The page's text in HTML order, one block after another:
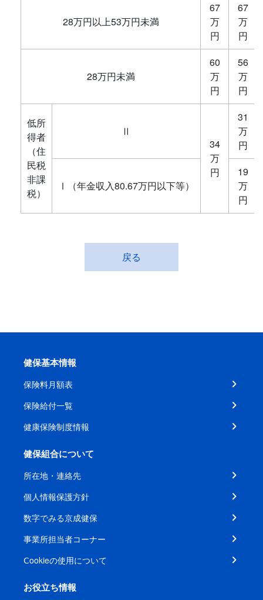
28万円以上53万円未満
67
万
円
67
万
円
28万円未満
60
万
円
56
万
円
低所
得者
（住
民税
非課
税）
Ⅱ
34
万
円
31
万
円
Ⅰ（年金収入80.67万円以下等）
19
万
円
戻る
健保基本情報
保険料月額表
保険給付一覧
健康保険制度情報
健保組合について
所在地・連絡先
個人情報保護方針
数字でみる京成健保
事業所担当者コーナー
Ⅽookieの使用について
お役立ち情報